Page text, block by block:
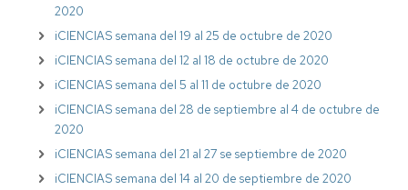
2020
iCIENCIAS semana del 19 al 25 de octubre de 2020
iCIENCIAS semana del 12 al 18 de octubre de 2020
iCIENCIAS semana del 5 al 11 de octubre de 2020
iCIENCIAS semana del 28 de septiembre al 4 de octubre de
2020
iCIENCIAS semana del 21 al 27 se septiembre de 2020
iCIENCIAS semana del 14 al 20 de septiembre de 2020